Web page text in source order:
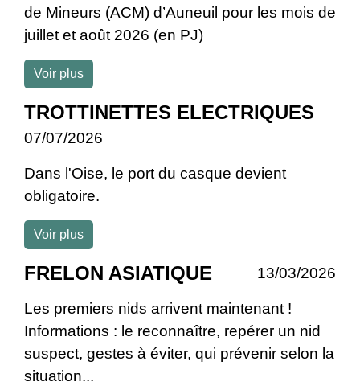
de Mineurs (ACM) d’Auneuil pour les mois de
juillet et août 2026 (en PJ)
Voir plus
TROTTINETTES ELECTRIQUES
07/07/2026
Dans l'Oise, le port du casque devient
obligatoire.
Voir plus
FRELON ASIATIQUE 13/03/2026
Les premiers nids arrivent maintenant !
Informations : le reconnaître, repérer un nid
suspect, gestes à éviter, qui prévenir selon la
situation...